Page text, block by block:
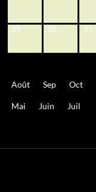
29 30 31
Août Sep Oct
Mai Juin Juil